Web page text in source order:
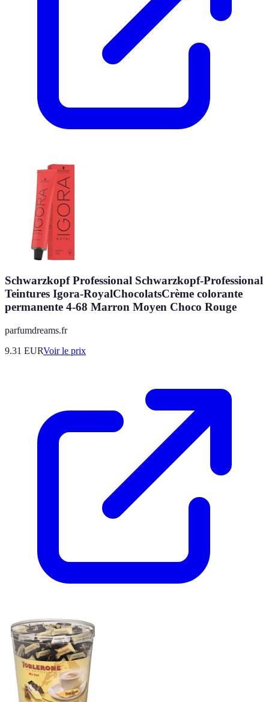
Schwarzkopf Professional Schwarzkopf-Professional
Teintures Igora-RoyalChocolatsCrème colorante
permanente 4-68 Marron Moyen Choco Rouge
parfumdreams.fr
9.31 EURVoir le prix